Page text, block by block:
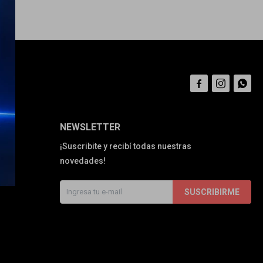
NEWSLETTER
¡Suscribite y recibí todas nuestras
novedades!
SUSCRIBIRME
  